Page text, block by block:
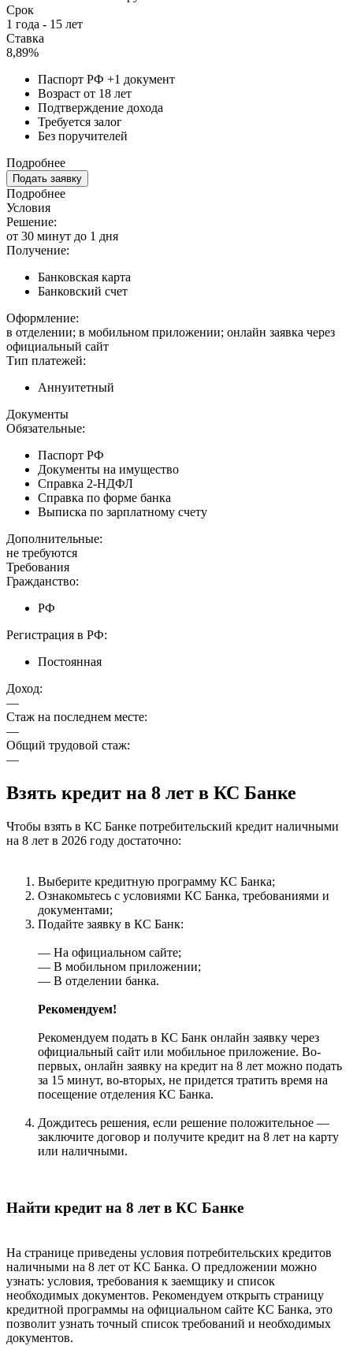
Срок
1 года - 15 лет
Ставка
8,89%
Паспорт РФ +1 документ
Возраст от 18 лет
Подтверждение дохода
Требуется залог
Без поручителей
Подробнее
Подать заявку
Подробнее
Условия
Решение:
от 30 минут до 1 дня
Получение:
Банковская карта
Банковский счет
Оформление:
в отделении; в мобильном приложении; онлайн заявка через
официальный сайт
Тип платежей:
Аннуитетный
Документы
Обязательные:
Паспорт РФ
Документы на имущество
Справка 2-НДФЛ
Справка по форме банка
Выписка по зарплатному счету
Дополнительные:
не требуются
Требования
Гражданство:
РФ
Регистрация в РФ:
Постоянная
Доход:
—
Стаж на последнем месте:
—
Общий трудовой стаж:
—
Взять кредит на 8 лет в КС Банке
Чтобы взять в КС Банке потребительский кредит наличными
на 8 лет в 2026 году достаточно:
Выберите кредитную программу КС Банка;
Ознакомьтесь с условиями КС Банка, требованиями и
документами;
Подайте заявку в КС Банк:
— На официальном сайте;
— В мобильном приложении;
— В отделении банка.
Рекомендуем!
Рекомендуем подать в КС Банк онлайн заявку через
официальный сайт или мобильное приложение. Во-
первых, онлайн заявку на кредит на 8 лет можно подать
за 15 минут, во-вторых, не придется тратить время на
посещение отделения КС Банка.
Дождитесь решения, если решение положительное —
заключите договор и получите кредит на 8 лет на карту
или наличными.
Найти кредит на 8 лет в КС Банке
На странице приведены условия потребительских кредитов
наличными на 8 лет от КС Банка. О предложении можно
узнать: условия, требования к заемщику и список
необходимых документов. Рекомендуем открыть страницу
кредитной программы на официальном сайте КС Банка, это
позволит узнать точный список требований и необходимых
документов.